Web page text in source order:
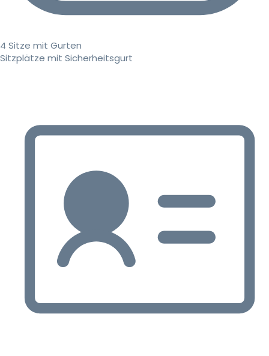
4 Sitze mit Gurten
Sitzplätze mit Sicherheitsgurt